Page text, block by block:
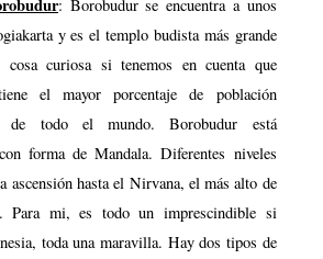
: Borobudur se encuentra a unos
y es el templo budista más grande
cosa curiosa si tenemos en cuenta que
el mayor porcentaje de población
de todo el mundo. Borobudur está
forma de Mandala. Diferentes niveles
ascensión hasta el Nirvana, el más alto de
Para mi, es todo un imprescindible si
toda una maravilla. Hay dos tipos de